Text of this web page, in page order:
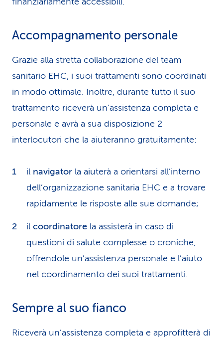
Accompagnamento personale
Grazie alla stretta collaborazione del team
sanitario EHC, i suoi trattamenti sono coordinati
in modo ottimale. Inoltre, durante tutto il suo
trattamento riceverà un’assistenza completa e
personale e avrà a sua disposizione 2
interlocutori che la aiuteranno gratuitamente:
il navigator la aiuterà a orientarsi all’interno
dell’organizzazione sanitaria EHC e a trovare
rapidamente le risposte alle sue domande;
il coordinatore la assisterà in caso di
questioni di salute complesse o croniche,
offrendole un’assistenza personale e l’aiuto
nel coordinamento dei suoi trattamenti.
Sempre al suo fianco
Riceverà un’assistenza completa e approfitterà di